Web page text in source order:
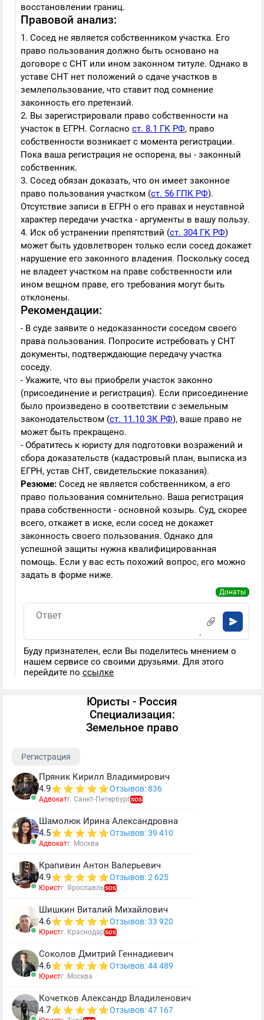
восстановлении границ.
Правовой анализ:
1. Сосед не является собственником участка. Его
право пользования должно быть основано на
договоре с СНТ или ином законном титуле. Однако в
уставе СНТ нет положений о сдаче участков в
землепользование, что ставит под сомнение
законность его претензий.
2. Вы зарегистрировали право собственности на
участок в ЕГРН. Согласно ст. 8.1 ГК РФ, право
собственности возникает с момента регистрации.
Пока ваша регистрация не оспорена, вы - законный
собственник.
3. Сосед обязан доказать, что он имеет законное
право пользования участком (ст. 56 ГПК РФ).
Отсутствие записи в ЕГРН о его правах и неуставной
характер передачи участка - аргументы в вашу пользу.
4. Иск об устранении препятствий (ст. 304 ГК РФ)
может быть удовлетворен только если сосед докажет
нарушение его законного владения. Поскольку сосед
не владеет участком на праве собственности или
ином вещном праве, его требования могут быть
отклонены.
Рекомендации:
- В суде заявите о недоказанности соседом своего
права пользования. Попросите истребовать у СНТ
документы, подтверждающие передачу участка
соседу.
- Укажите, что вы приобрели участок законно
(присоединение и регистрация). Если присоединение
было произведено в соответствии с земельным
законодательством (ст. 11.10 ЗК РФ), ваше право не
может быть прекращено.
- Обратитесь к юристу для подготовки возражений и
сбора доказательств (кадастровый план, выписка из
ЕГРН, устав СНТ, свидетельские показания).
Резюме: Сосед не является собственником, а его
право пользования сомнительно. Ваша регистрация
права собственности - основной козырь. Суд, скорее
всего, откажет в иске, если сосед не докажет
законность своего пользования. Однако для
успешной защиты нужна квалифицированная
помощь. Если у вас есть похожий вопрос, его можно
задать в форме ниже.
Донаты
Буду признателен, если Вы поделитесь мнением о
нашем сервисе со своими друзьями. Для этого
перейдите по ссылке
Юристы - Россия
Специализация:
Земельное право
Регистрация
Пряник Кирилл Владимирович
4.9
Отзывов: 836
Адвокатг. Санкт-ПетербургSOS
Шамолюк Ирина Александровна
4.5
Отзывов: 39 410
Адвокатг. Москва
Крапивин Антон Валерьевич
4.9
Отзывов: 2 625
Юристг. ЯрославльSOS
Шишкин Виталий Михайлович
4.6
Отзывов: 33 920
Юристг. КраснодарSOS
Соколов Дмитрий Геннадиевич
4.6
Отзывов: 44 489
Юристг. Москва
Кочетков Александр Владиленович
4.7
Отзывов: 47 167